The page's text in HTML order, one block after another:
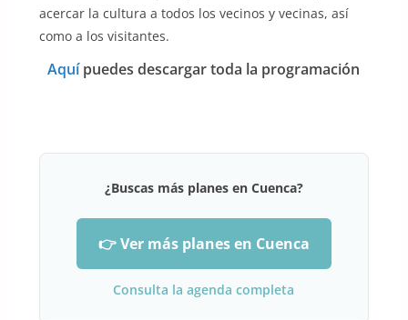
acercar la cultura a todos los vecinos y vecinas, así
como a los visitantes.
Aquípuedes descargar toda la programación
¿Buscas más planes en Cuenca?
👉 Ver más planes en Cuenca
Consulta la agenda completa